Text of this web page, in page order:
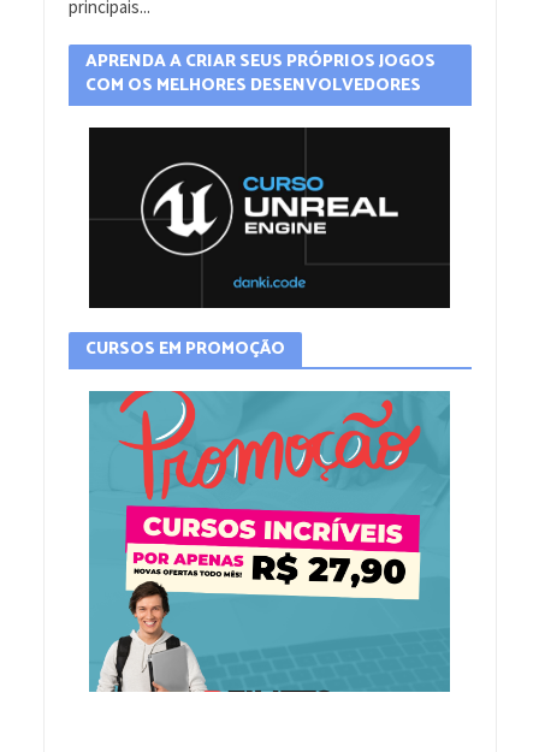
principais...
APRENDA A CRIAR SEUS PRÓPRIOS JOGOS
COM OS MELHORES DESENVOLVEDORES
CURSOS EM PROMOÇÃO